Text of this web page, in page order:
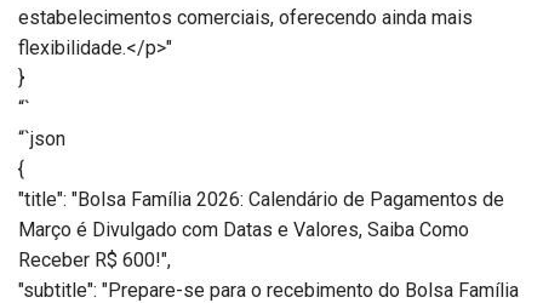
estabelecimentos comerciais, oferecendo ainda mais
flexibilidade.</p>"
}
“`
“`json
{
"title": "Bolsa Família 2026: Calendário de Pagamentos de
Março é Divulgado com Datas e Valores, Saiba Como
Receber R$ 600!",
"subtitle": "Prepare-se para o recebimento do Bolsa Família